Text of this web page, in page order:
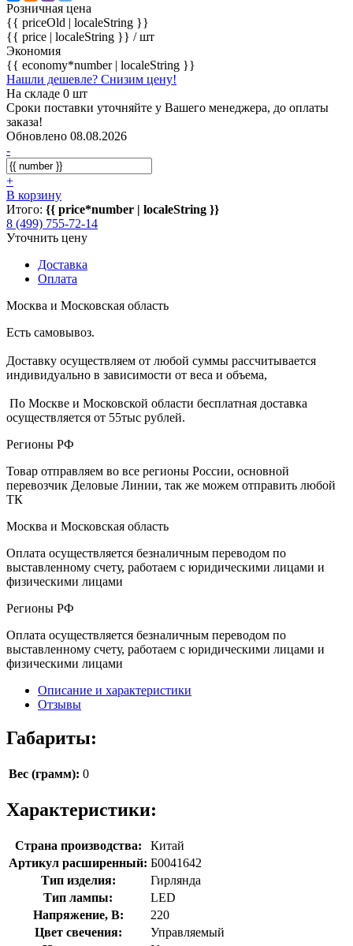
Розничная цена
{{ priceOld | localeString }}
{{ price | localeString }} / шт
Экономия
{{ economy*number | localeString }}
Нашли дешевле? Снизим цену!
На складе 0 шт
Сроки поставки уточняйте у Вашего менеджера, до оплаты
заказа!
Обновлено 08.08.2026
-
+
В корзину
Итого: {{ price*number | localeString }}
8 (499) 755-72-14
Уточнить цену
Доставка
Оплата
Москва и Московская область
Есть самовывоз.
Доставку осуществляем от любой суммы рассчитывается
индивидуально в зависимости от веса и объема,
По Москве и Московской области бесплатная доставка
осуществляется от 55тыс рублей.
Регионы РФ
Товар отправляем во все регионы России, основной
перевозчик Деловые Линии, так же можем отправить любой
ТК
Москва и Московская область
Оплата осуществляется безналичным переводом по
выставленному счету, работаем с юридическими лицами и
физическими лицами
Регионы РФ
Оплата осуществляется безналичным переводом по
выставленному счету, работаем с юридическими лицами и
физическими лицами
Описание и характеристики
Отзывы
Габариты:
Вес (грамм): 0
Характеристики:
Страна производства:
Китай
Артикул расширенный: Б0041642
Тип изделия:
Гирлянда
Тип лампы:
LED
Напряжение, В:
220
Цвет свечения:
Управляемый